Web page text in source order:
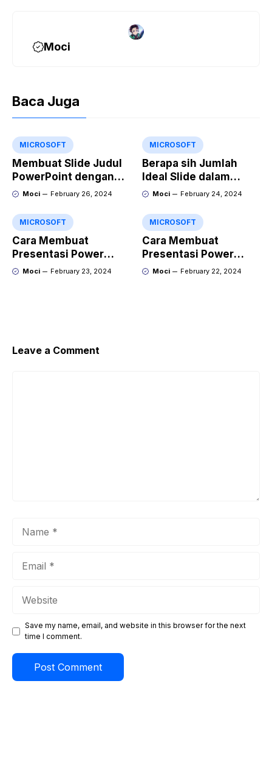
Moci
Baca Juga
MICROSOFT
Membuat Slide Judul
PowerPoint dengan
Video Animasi
Moci February 26, 2024
MICROSOFT
Berapa sih Jumlah
Ideal Slide dalam
Sebuah Materi Power
Moci February 24, 2024
MICROSOFT
Cara Membuat
Presentasi Power
Point yang Keren
Moci February 23, 2024
MICROSOFT
Cara Membuat
Presentasi Power
Point yang Menarik
Moci February 22, 2024
Leave a Comment
Save my name, email, and website in this browser for the next
time I comment.